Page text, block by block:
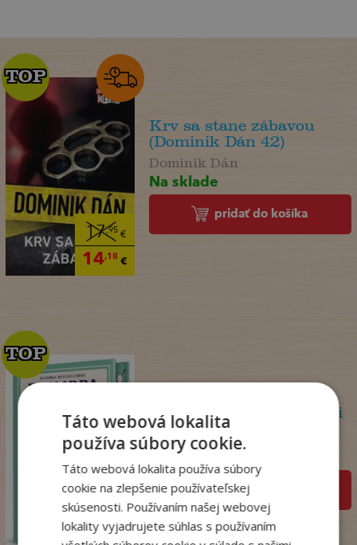
17,95€
14,18€
TOP
TOP
Krv sa stane zábavou
(Dominik Dán 42)
Dominik Dán
Na sklade
pridať do košíka
22
,09
TOP
TOP
Psychoterapeutka v akcii
Perryová Philippa
Na sklade
pridať do košíka
Táto webová lokalita
používa súbory cookie.
Táto webová lokalita používa súbory
cookie na zlepšenie používateľskej
skúsenosti. Používaním našej webovej
lokality vyjadrujete súhlas s používaním